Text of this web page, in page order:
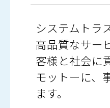
システムトラ
高品質なサー
客様と社会に
モットーに、
ます。